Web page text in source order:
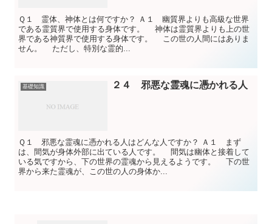
Ｑ１ 霊体、神体とは何ですか？ Ａ１ 幽質界よりも高級な世界
である霊質界で使用する身体です。 神体は霊質界よりも上の世
界である神質界で使用する身体です。 この世の人間にはありま
せん。 ただし、特別な霊的...
基礎知識 ２４ 邪悪な霊魂に憑かれる人
Ｑ１ 邪悪な霊魂に憑かれる人はどんな人ですか？ Ａ１ まず
は、間気が身体外部に出ている人です。 間気は幽体と接着して
いる気ですから、下の世界の霊魂から見えるようです。 下の世
界から来た霊魂が、この世の人の身体か...